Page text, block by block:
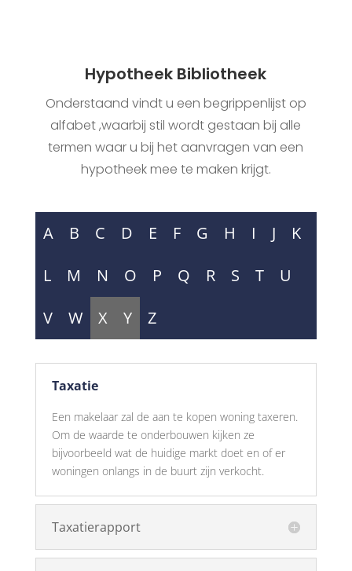
Hypotheek Bibliotheek
Onderstaand vindt u een begrippenlijst op
alfabet ,waarbij stil wordt gestaan bij alle
termen waar u bij het aanvragen van een
hypotheek mee te maken krijgt.
A B C D E F G H I J
K
L
M N O P Q R S T
U
V
W X Y Z
Taxatie
Een makelaar zal de aan te kopen woning taxeren.
Om de waarde te onderbouwen kijken ze
bijvoorbeeld wat de huidige markt doet en of er
woningen onlangs in de buurt zijn verkocht.
Taxatierapport